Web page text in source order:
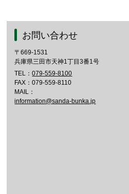
お問い合わせ
〒669-1531
兵庫県三田市天神1丁目3番1号
TEL：079-559-8100
FAX：079-559-8110
MAIL：
information@sanda-bunka.jp